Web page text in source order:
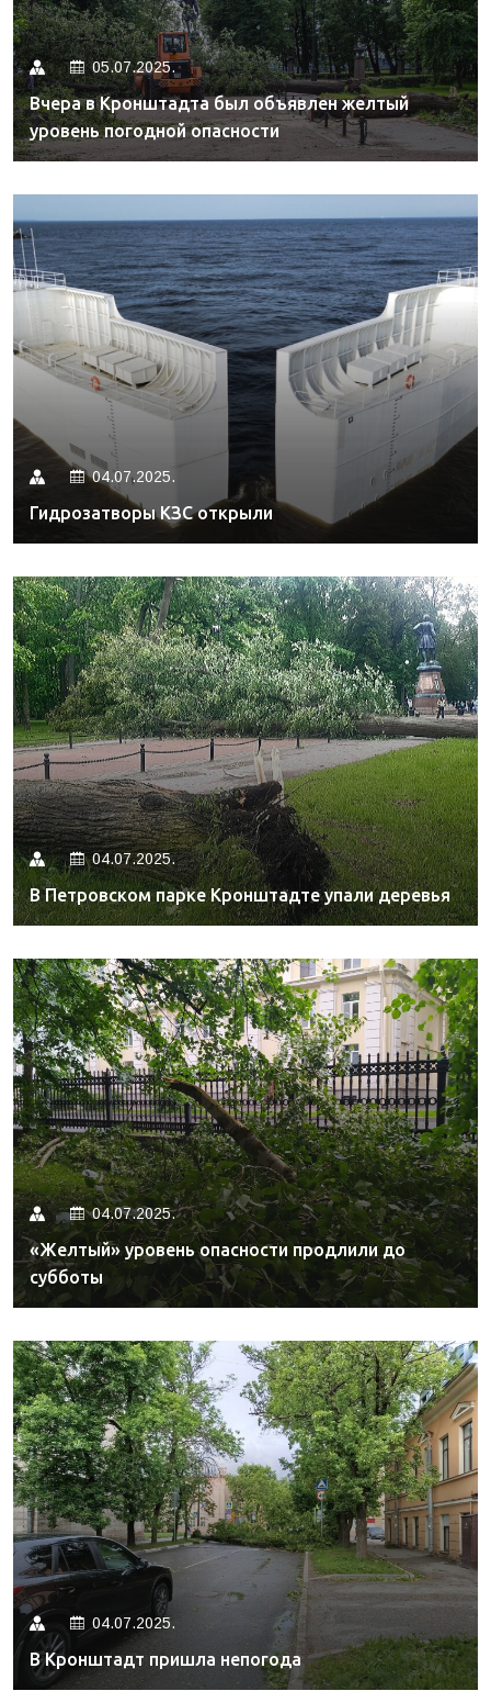
05.07.2025.
Вчера в Кронштадта был объявлен желтый
уровень погодной опасности
04.07.2025.
Гидрозатворы КЗС открыли
04.07.2025.
В Петровском парке Кронштадте упали деревья
04.07.2025.
«Желтый» уровень опасности продлили до
субботы
04.07.2025.
В Кронштадт пришла непогода